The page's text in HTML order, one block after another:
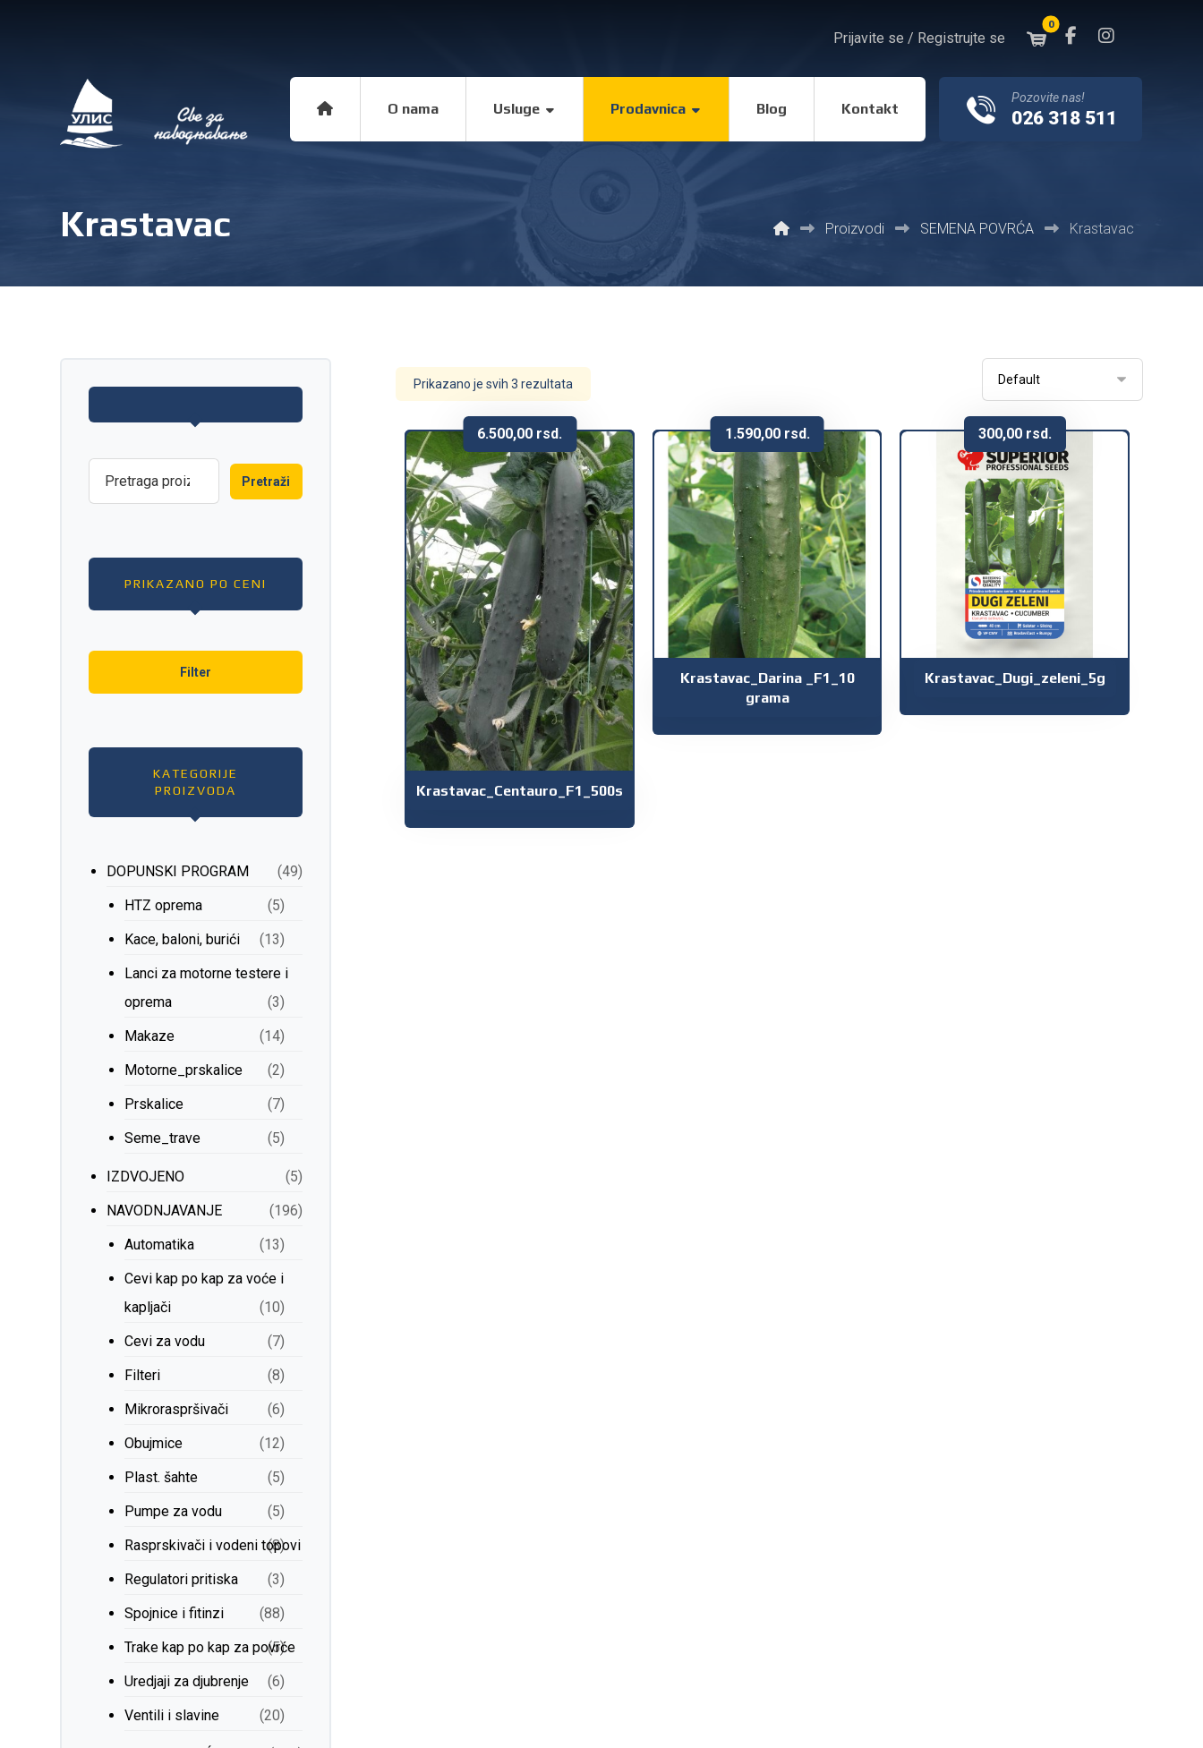
Prijavite se / Registrujte se
Pozovite nas!
026 318 511
O nama Usluge Prodavnica Blog Kontakt
Krastavac Proizvodi SEMENA POVRĆA Krastavac
Prikazano je svih 3 rezultata
Krastavac_Centauro_F1_500s
6.500,00 rsd.
Krastavac_Darina _F1_10
grama
1.590,00 rsd.
Krastavac_Dugi_zeleni_5g
300,00 rsd.
Pretraži
PRIKAZANO PO CENI
Filter
KATEGORIJE
PROIZVODA
DOPUNSKI PROGRAM
(49)
HTZ oprema
(5)
Kace, baloni, burići
(13)
Lanci za motorne testere i
oprema
(3)
Makaze
(14)
Motorne_prskalice
(2)
Prskalice
(7)
Seme_trave
(5)
IZDVOJENO
(5)
NAVODNJAVANJE
(196)
Automatika
(13)
Cevi kap po kap za voće i
kapljači
(10)
Cevi za vodu
(7)
Filteri
(8)
Mikroraspršivači
(6)
Obujmice
(12)
Plast. šahte
(5)
Pumpe za vodu
(5)
Rasprskivači i vodeni topovi
(8)
Regulatori pritiska
(3)
Spojnice i fitinzi
(88)
Trake kap po kap za povrće
(5)
Uredjaji za djubrenje
(6)
Ventili i slavine
(20)